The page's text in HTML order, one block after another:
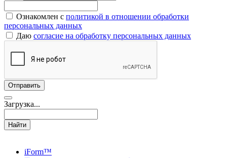
Ознакомлен с политикой в отношении обработки
персональных данных
Даю согласие на обработку персональных данных
Загрузка...
Найти
iForm™